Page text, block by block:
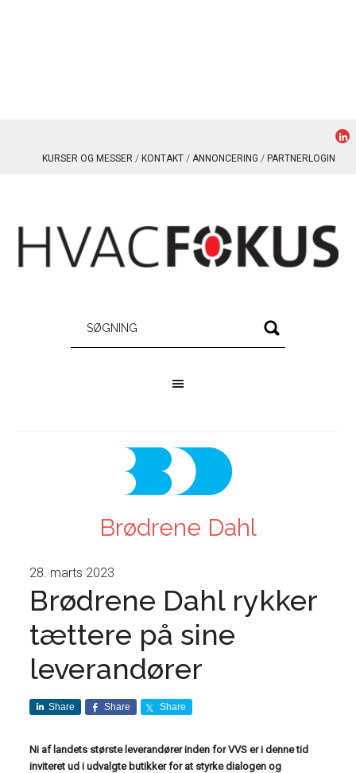
KURSER OG MESSER KONTAKT ANNONCERING PARTNERLOGIN
Brødrene Dahl
28. marts 2023
Brødrene Dahl rykker
tættere på sine
leverandører
Share Share Share
Ni af landets største leverandører inden for VVS er i denne tid
inviteret ud i udvalgte butikker for at styrke dialogen og